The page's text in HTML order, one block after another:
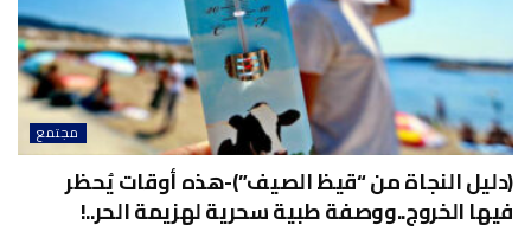
مجتمع
(دليل النجاة من “قيظ الصيف”)-هذه أوقات يُحظر
فيها الخروج..ووصفة طبية سحرية لهزيمة الحر..!